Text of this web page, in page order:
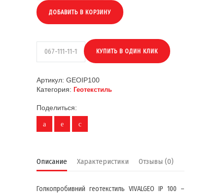
ДОБАВИТЬ В КОРЗИНУ
Артикул: GEOIP100
Категория: Геотекстиль
Поделиться:
Описание Характеристики Отзывы (0)
Голкопробивний геотекстиль VIVALGEO IP 100 –